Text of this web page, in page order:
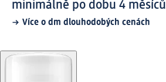
minimálně po dobu 4 měsíců
Více o dm dlouhodobých cenách